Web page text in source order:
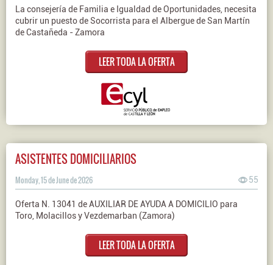
La consejería de Familia e Igualdad de Oportunidades, necesita
cubrir un puesto de Socorrista para el Albergue de San Martín
de Castañeda - Zamora
LEER TODA LA OFERTA
ASISTENTES DOMICILIARIOS
Monday, 15 de June de 2026 55
Oferta N. 13041 de AUXILIAR DE AYUDA A DOMICILIO para
Toro, Molacillos y Vezdemarban (Zamora)
LEER TODA LA OFERTA